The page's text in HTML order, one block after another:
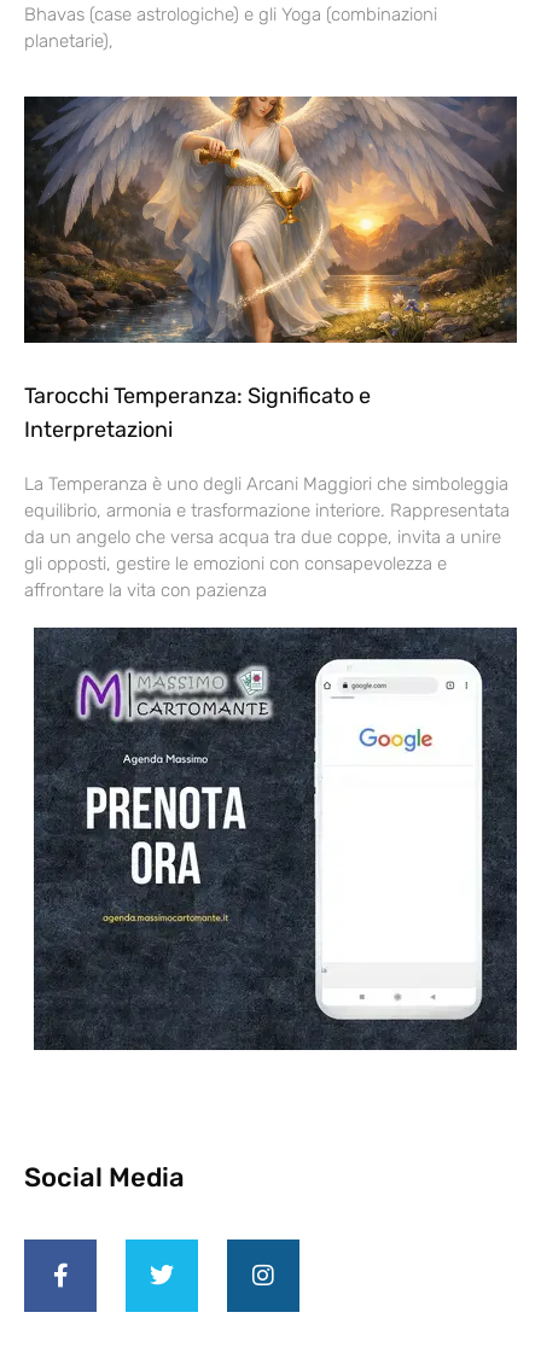
Bhavas (case astrologiche) e gli Yoga (combinazioni
planetarie),
Tarocchi Temperanza: Significato e
Interpretazioni
La Temperanza è uno degli Arcani Maggiori che simboleggia
equilibrio, armonia e trasformazione interiore. Rappresentata
da un angelo che versa acqua tra due coppe, invita a unire
gli opposti, gestire le emozioni con consapevolezza e
affrontare la vita con pazienza
Social Media